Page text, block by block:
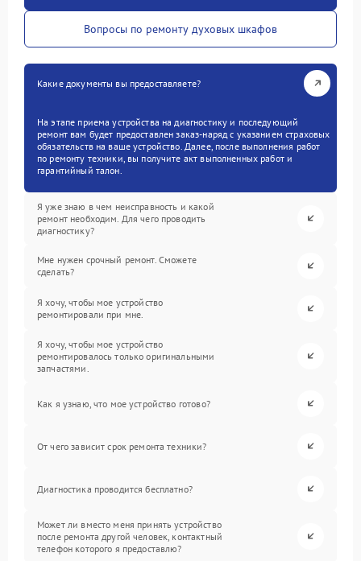
Вопросы по ремонту духовых шкафов
Какие документы вы предоставляете?
На этапе приема устройства на диагностику и последующий
ремонт вам будет предоставлен заказ-наряд с указанием страховых
обязательств на ваше устройство. Далее, после выполнения работ
по ремонту техники, вы получите акт выполненных работ и
гарантийный талон.
Я уже знаю в чем неисправность и какой
ремонт необходим. Для чего проводить
диагностику?
Мне нужен срочный ремонт. Сможете
сделать?
Я хочу, чтобы мое устройство
ремонтировали при мне.
Я хочу, чтобы мое устройство
ремонтировалось только оригинальными
запчастями.
Как я узнаю, что мое устройство готово?
От чего зависит срок ремонта техники?
Диагностика проводится бесплатно?
Может ли вместо меня принять устройство
после ремонта другой человек, контактный
телефон которого я предоставлю?